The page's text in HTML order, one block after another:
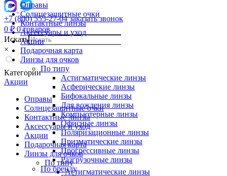
+7 (800) 555-27-04 заказать звонок
0 ₽ 0 товаров
Искать
×
Категории
Акции
Оправы
Солнцезащитные очки
Контактные линзы
Аксессуары и уход
Акции
Подарочная карта
Линзы для очков
По типу
Астигматические линзы
Оправы
Солнцезащитные очки
Контактные линзы
Аксессуары и уход
Акции
Подарочная карта
Линзы для очков
По типу
Астигматические линзы
Асферические линзы
Бифокальные линзы
Для вождения линзы
Компьютерные линзы
Офисные линзы
Поляризационные линзы
Призматические линзы
Прогрессивные линзы
Разгрузочные линзы
По бренду